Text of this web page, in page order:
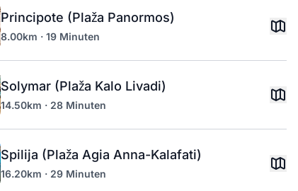
Principote (Plaža Panormos)
8.00km · 19 Minuten
Solymar (Plaža Kalo Livadi)
14.50km · 28 Minuten
Spilija (Plaža Agia Anna-Kalafati)
16.20km · 29 Minuten